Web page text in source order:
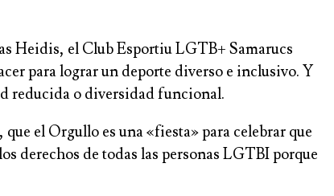
Heidis, el Club Esportiu LGTB+ Samarucs
para lograr un deporte diverso e inclusivo. Y
reducida o diversidad funcional.
el Orgullo es una «fiesta» para celebrar que
derechos de todas las personas LGTBI porque